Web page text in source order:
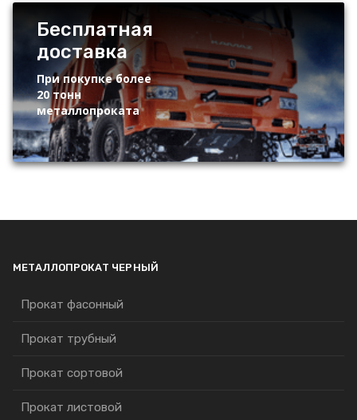
Бесплатная
доставка
При покупке более
20 тонн
металлопроката
МЕТАЛЛОПРОКАТ ЧЕРНЫЙ
Прокат фасонный
Прокат трубный
Прокат сортовой
Прокат листовой